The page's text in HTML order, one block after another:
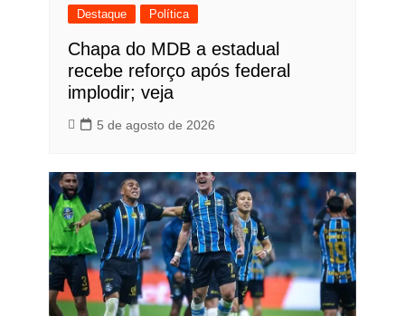
Destaque Política
Chapa do MDB a estadual
recebe reforço após federal
implodir; veja
5 de agosto de 2026